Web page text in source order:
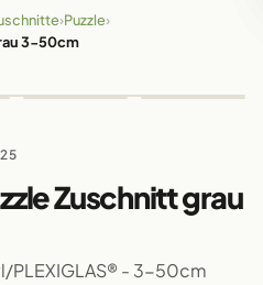
›Puzzle›
3-50cm
Zuschnitt grau
PLEXIGLAS® - 3-50cm